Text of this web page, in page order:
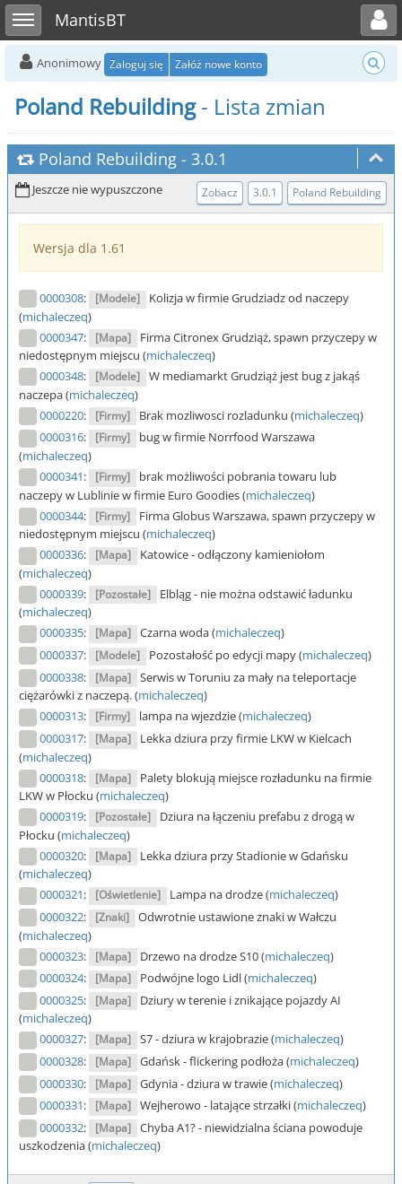
Toggle sidebarMantisBT
Toggle user menu
Anonimowy Zaloguj się Załóż nowe konto
Poland Rebuilding- Lista zmian
Poland Rebuilding - 3.0.1
Jeszcze nie wypuszczone Zobacz 3.0.1 Poland Rebuilding
Wersja dla 1.61
0000308: [Modele]
Kolizja w firmie Grudziadz od naczepy
(michaleczeq)
0000347: [Mapa]
Firma Citronex Grudziąż, spawn przyczepy w
niedostępnym miejscu (michaleczeq)
0000348: [Modele] W mediamarkt Grudziąż jest bug z jakąś
naczepa (michaleczeq)
0000220: [Firmy] Brak mozliwosci rozladunku (michaleczeq)
0000316: [Firmy]
bug w firmie Norrfood Warszawa
(michaleczeq)
0000341: [Firmy]
brak możliwości pobrania towaru lub
naczepy w Lublinie w firmie Euro Goodies (michaleczeq)
0000344: [Firmy]
Firma Globus Warszawa, spawn przyczepy w
niedostępnym miejscu (michaleczeq)
0000336: [Mapa]
Katowice - odłączony kamieniołom
(michaleczeq)
0000339: [Pozostałe]
Elbląg - nie można odstawić ładunku
(michaleczeq)
0000335: [Mapa] Czarna woda (michaleczeq)
0000337: [Modele] Pozostałość po edycji mapy (michaleczeq)
0000338: [Mapa] Serwis w Toruniu za mały na teleportacje
ciężarówki z naczepą. (michaleczeq)
0000313: [Firmy] lampa na wjezdzie (michaleczeq)
0000317: [Mapa]
Lekka dziura przy firmie LKW w Kielcach
(michaleczeq)
0000318: [Mapa]
Palety blokują miejsce rozładunku na firmie
LKW w Płocku (michaleczeq)
0000319: [Pozostałe]
Dziura na łączeniu prefabu z drogą w
Płocku (michaleczeq)
0000320: [Mapa]
Lekka dziura przy Stadionie w Gdańsku
(michaleczeq)
0000321: [Oświetlenie] Lampa na drodze (michaleczeq)
0000322: [Znaki] Odwrotnie ustawione znaki w Wałczu
(michaleczeq)
0000323: [Mapa] Drzewo na drodze S10 (michaleczeq)
0000324: [Mapa] Podwójne logo Lidl (michaleczeq)
0000325: [Mapa]
Dziury w terenie i znikające pojazdy AI
(michaleczeq)
0000327: [Mapa] S7 - dziura w krajobrazie (michaleczeq)
0000328: [Mapa] Gdańsk - flickering podłoża (michaleczeq)
0000330: [Mapa] Gdynia - dziura w trawie (michaleczeq)
0000331: [Mapa] Wejherowo - latające strzałki (michaleczeq)
0000332: [Mapa] Chyba A1? - niewidzialna ściana powoduje
uszkodzenia (michaleczeq)